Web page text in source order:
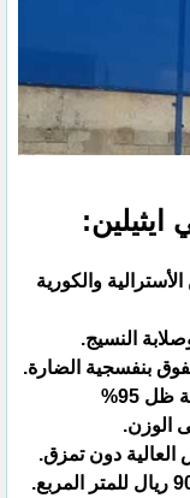
ايثيلين:
والكورية